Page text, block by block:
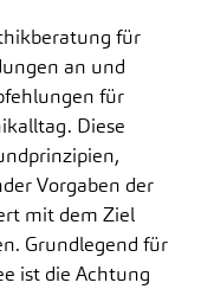
für
an und
für
Diese
Vorgaben der
mit dem Ziel
Grundlegend für
ist die Achtung